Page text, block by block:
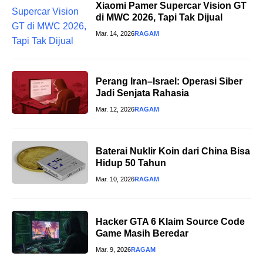
Xiaomi Pamer Supercar Vision GT
di MWC 2026, Tapi Tak Dijual
Mar. 14, 2026RAGAM
Perang Iran–Israel: Operasi Siber
Jadi Senjata Rahasia
Mar. 12, 2026RAGAM
Baterai Nuklir Koin dari China Bisa
Hidup 50 Tahun
Mar. 10, 2026RAGAM
Hacker GTA 6 Klaim Source Code
Game Masih Beredar
Mar. 9, 2026RAGAM